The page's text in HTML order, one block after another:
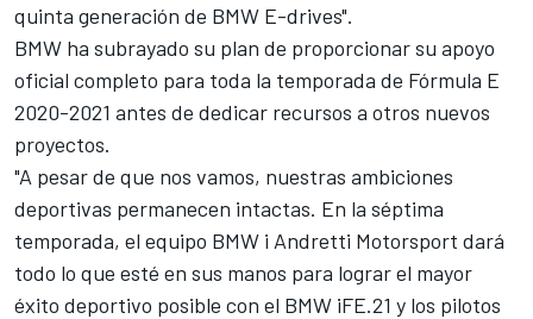
quinta generación de BMW E-drives".
BMW ha subrayado su plan de proporcionar su apoyo
oficial completo para toda la temporada de Fórmula E
2020-2021 antes de dedicar recursos a otros nuevos
proyectos.
"A pesar de que nos vamos, nuestras ambiciones
deportivas permanecen intactas. En la séptima
temporada, el equipo BMW i Andretti Motorsport dará
todo lo que esté en sus manos para lograr el mayor
éxito deportivo posible con el BMW iFE.21 y los pilotos